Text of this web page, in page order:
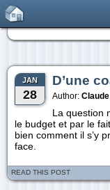
JAN
28
D’une
Author:
La question
le budget et par le
bien comment il s’y
face.
READ THIS POST